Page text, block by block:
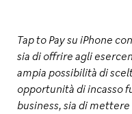
Tap to Pay su iPhone
sia di offrire agli
ampia possibilità di
opportunità di incasso
business, sia di